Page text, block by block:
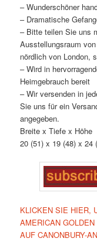
– Wunderschöner
– Dramatische
– Bitte teilen Sie uns
Ausstellungsraum
nördlich von London,
– Wird in
Heimgebrauch bereit
– Wir versenden in
Sie uns für ein
angegeben.
Breite x Tiefe x Höhe
20 (51) x 19 (48) x 24
KLICKEN SIE HIER,
AMERICAN
AUF CANONBURY-